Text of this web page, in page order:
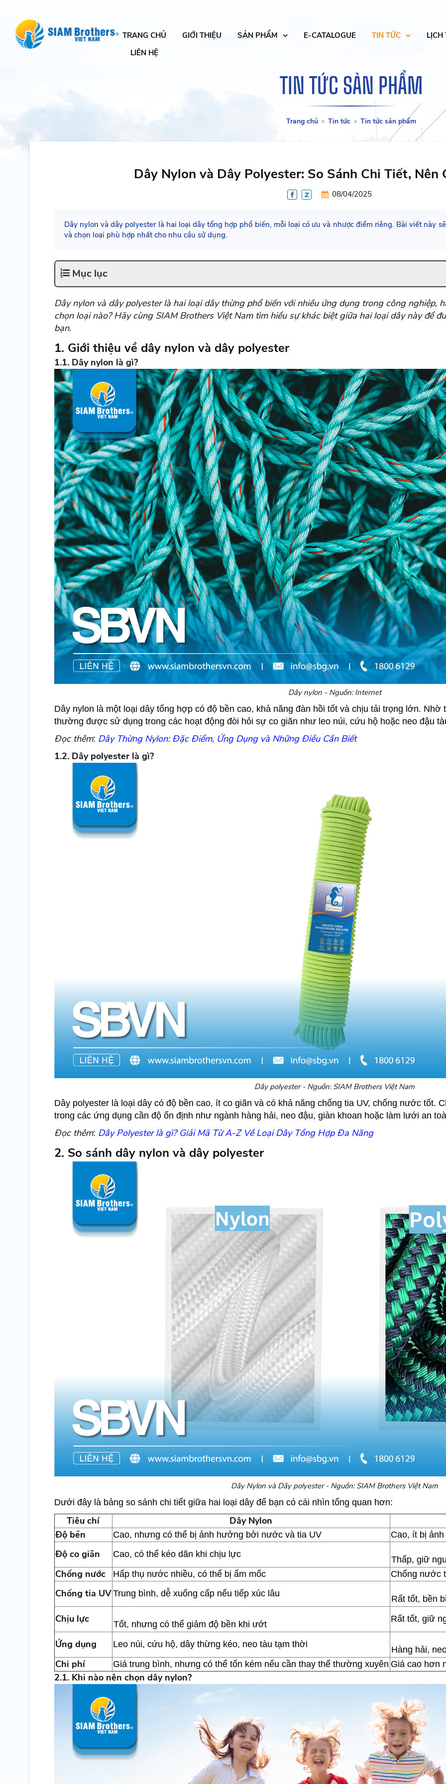
TRANG CHỦ GIỚI THIỆU SẢN PHẨM E-CATALOGUE TIN TỨC
LỊCH
LIÊN HỆ
TIN TỨC SẢN PHẨM
Trang chủ Tin tức Tin tức sản phẩm
Dây Nylon và Dây Polyester: So Sánh Chi Tiết, Nên
08/04/2025
Dây nylon và dây polyester là hai loại dây tổng hợp phổ biến, mỗi loại có ưu và nhược điểm riêng. Bài viết này
và chọn loại phù hợp nhất cho nhu cầu sử dụng.
Mục lục
Dây nylon và dây polyester là hai loại dây thừng phổ biến với nhiều ứng dụng trong công nghiệp,
chọn loại nào? Hãy cùng SIAM Brothers Việt Nam tìm hiểu sự khác biệt giữa hai loại dây này để
bạn.
1. Giới thiệu về dây nylon và dây polyester
1.1. Dây nylon là gì?
Dây nylon - Nguồn: Internet
Dây nylon là một loại dây tổng hợp có độ bền cao, khả năng đàn hồi tốt và chịu tải trọng lớn.
thường được sử dụng trong các hoạt động đòi hỏi sự co giãn như leo núi, cứu hộ hoặc neo đậu
Đọc thêm: Dây Thừng Nylon: Đặc Điểm, Ứng Dụng và Những Điều Cần Biết
1.2. Dây polyester là gì?
Dây polyester - Nguồn: SIAM Brothers Việt Nam
Dây polyester là loại dây có độ bền cao, ít co giãn và có khả năng chống tia UV, chống nước tốt.
trong các ứng dụng cần độ ổn định như ngành hàng hải, neo đậu, giàn khoan hoặc làm lưới an
Đọc thêm: Dây Polyester là gì? Giải Mã Từ A-Z Về Loại Dây Tổng Hợp Đa Năng
2. So sánh dây nylon và dây polyester
Dây Nylon và Dây polyester - Nguồn: SIAM Brothers Việt Nam
Dưới đây là bảng so sánh chi tiết giữa hai loại dây để bạn có cái nhìn tổng quan hơn:
Tiêu chí
Dây Nylon
Độ bền
Cao, nhưng có thể bị ảnh hưởng bởi nước và tia UV Cao, ít bị
Độ co giãn Cao, có thể kéo dãn khi chịu lực
Thấp, giữ
Chống nước Hấp thụ nước nhiều, có thể bị ẩm mốc Chống nước
Chống tia UVTrung bình, dễ xuống cấp nếu tiếp xúc lâu
Rất tốt, bền
Chịu lực Tốt, nhưng có thể giảm độ bền khi ướt
Rất tốt, giữ
Ứng dụng Leo núi, cứu hộ, dây thừng kéo, neo tàu tạm thời
Hàng hải,
Chi phí Giá trung bình, nhưng có thể tốn kém nếu cần thay thế thường xuyên Giá cao hơn
2.1. Khi nào nên chọn dây nylon?